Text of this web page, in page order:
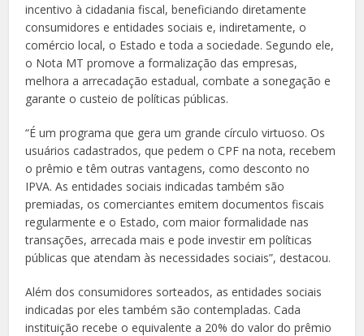
incentivo à cidadania fiscal, beneficiando diretamente
consumidores e entidades sociais e, indiretamente, o
comércio local, o Estado e toda a sociedade. Segundo ele,
o Nota MT promove a formalização das empresas,
melhora a arrecadação estadual, combate a sonegação e
garante o custeio de políticas públicas.
“É um programa que gera um grande círculo virtuoso. Os
usuários cadastrados, que pedem o CPF na nota, recebem
o prêmio e têm outras vantagens, como desconto no
IPVA. As entidades sociais indicadas também são
premiadas, os comerciantes emitem documentos fiscais
regularmente e o Estado, com maior formalidade nas
transações, arrecada mais e pode investir em políticas
públicas que atendam às necessidades sociais”, destacou.
Além dos consumidores sorteados, as entidades sociais
indicadas por eles também são contempladas. Cada
instituição recebe o equivalente a 20% do valor do prêmio